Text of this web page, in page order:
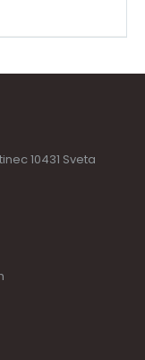
10431 Sveta